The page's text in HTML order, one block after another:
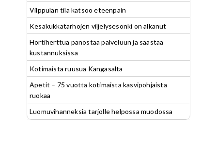
Vilppulan tila katsoo eteenpäin
Kesäkukkatarhojen viljelysesonki on alkanut
Hortiherttua panostaa palveluun ja säästää
kustannuksissa
Kotimaista ruusua Kangasalta
Apetit – 75 vuotta kotimaista kasvipohjaista
ruokaa
Luomuvihanneksia tarjolle helpossa muodossa